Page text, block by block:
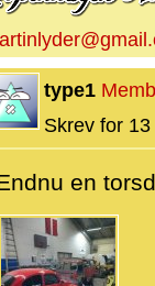
type1
Skrev for
en